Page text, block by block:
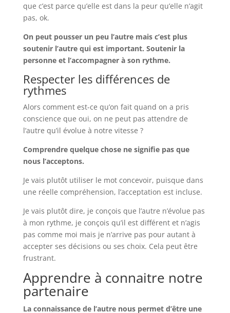
que c’est parce qu’elle est dans la peur qu’elle n’agit
pas, ok.
On peut pousser un peu l’autre mais c’est plus
soutenir l’autre qui est important. Soutenir la
personne et l’accompagner à son rythme.
Respecter les différences de
rythmes
Alors comment est-ce qu’on fait quand on a pris
conscience que oui, on ne peut pas attendre de
l’autre qu’il évolue à notre vitesse ?
Comprendre quelque chose ne signifie pas que
nous l’acceptons.
Je vais plutôt utiliser le mot concevoir, puisque dans
une réelle compréhension, l’acceptation est incluse.
Je vais plutôt dire, je conçois que l’autre n’évolue pas
à mon rythme, je conçois qu’il est différent et n’agis
pas comme moi mais je n’arrive pas pour autant à
accepter ses décisions ou ses choix. Cela peut être
frustrant.
Apprendre à connaitre notre
partenaire
La connaissance de l’autre nous permet d’être une